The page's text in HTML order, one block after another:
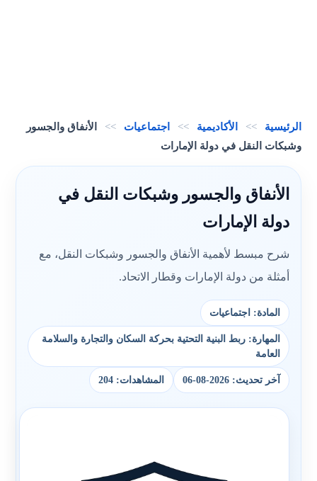
الرئيسية >> الأكاديمية >> اجتماعيات >>
الأنفاق والجسور
وشبكات النقل في دولة الإمارات
الأنفاق والجسور وشبكات النقل في
دولة الإمارات
شرح مبسط لأهمية الأنفاق والجسور وشبكات النقل، مع
أمثلة من دولة الإمارات وقطار الاتحاد.
المادة: اجتماعيات
المهارة: ربط البنية التحتية بحركة السكان والتجارة والسلامة
العامة
آخر تحديث: 2026-08-06 المشاهدات: 204